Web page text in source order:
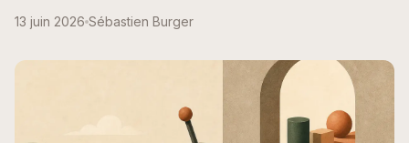
13 juin 2026 Sébastien Burger